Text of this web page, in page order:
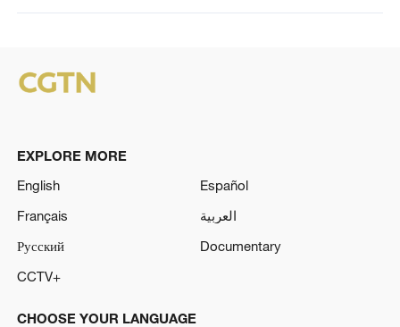
EXPLORE MORE
English
Español
Français
العربية
Русский
Documentary
CCTV+
CHOOSE YOUR LANGUAGE